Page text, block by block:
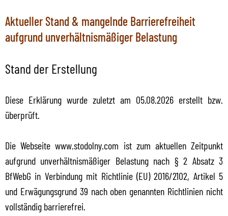
Aktueller Stand & mangelnde Barrierefreiheit
aufgrund unverhältnismäßiger Belastung
Stand der Erstellung
Diese Erklärung wurde zuletzt am 05.08.2026 erstellt bzw.
überprüft.
Die Webseite www.stodolny.com ist zum aktuellen Zeitpunkt
aufgrund unverhältnismäßiger Belastung nach § 2 Absatz 3
BfWebG in Verbindung mit Richtlinie (EU) 2016/2102, Artikel 5
und Erwägungsgrund 39 nach oben genannten Richtlinien nicht
vollständig barrierefrei.